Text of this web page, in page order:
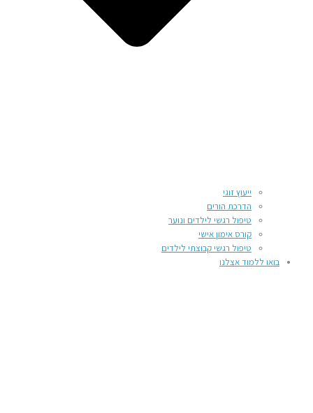
ייעוץ זוגי
הדרכת הורים
טיפול רגשי לילדים ונוער
קורס אימון אישי
טיפול רגשי קבוצתי לילדים
בואו ללמוד אצלנו